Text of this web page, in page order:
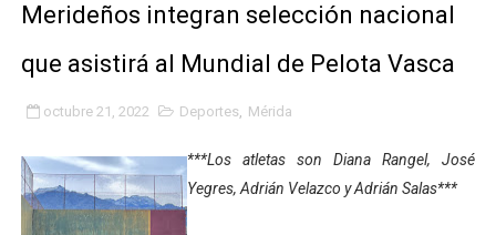
Alcaldía del Municipio Libertador realizó una jornada
Fundacite Mérida dicta taller gratuito de electrónica
INN-Mérida celebró el Lacto grado para promover el
Impulsan plan estratégico de seguridad ciudadana
Mérida impulsa desarrollo económico con taller de
Merideños integran selección nacional
que asistirá al Mundial de Pelota Vasca
octubre 21, 2022 Deportes, Mérida
***Los atletas son Diana Rangel, José
Yegres, Adrián Velazco y Adrián Salas***